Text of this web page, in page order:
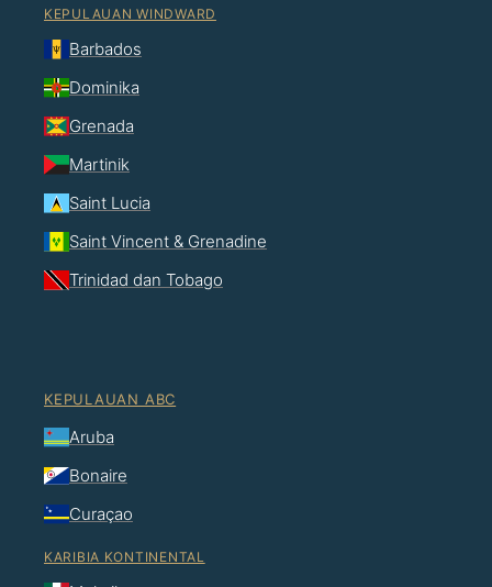
KEPULAUAN WINDWARD
Barbados
Dominika
Grenada
Martinik
Saint Lucia
Saint Vincent & Grenadine
Trinidad dan Tobago
KEPULAUAN ABC
Aruba
Bonaire
Curaçao
KARIBIA KONTINENTAL